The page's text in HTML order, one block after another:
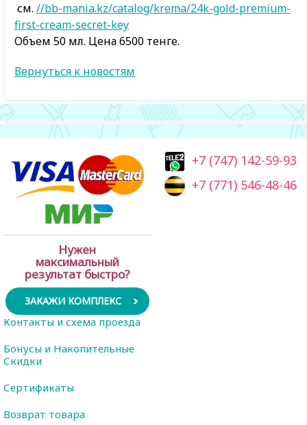
см. //bb-mania.kz/catalog/krema/24k-gold-premium-
first-cream-secret-key
Объем 50 мл. Цена 6500 тенге.
Вернуться к новостям
Нужен
максимальный
результат быстро?
ЗАКАЖИ КОМПЛЕКС
+7 (747) 142-59-93
+7 (771) 546-48-46
Контакты и схема проезда
Бонусы и Накопительные
Скидки
Сертификаты
Возврат товара